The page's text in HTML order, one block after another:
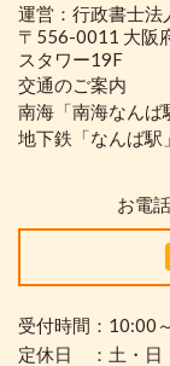
運営：行政書士法
〒556-0011 大阪
スタワー19F
交通のご案内
南海「南海なん
地下鉄「なんば
お電
受付時間：10:00
定休日 ：土・日